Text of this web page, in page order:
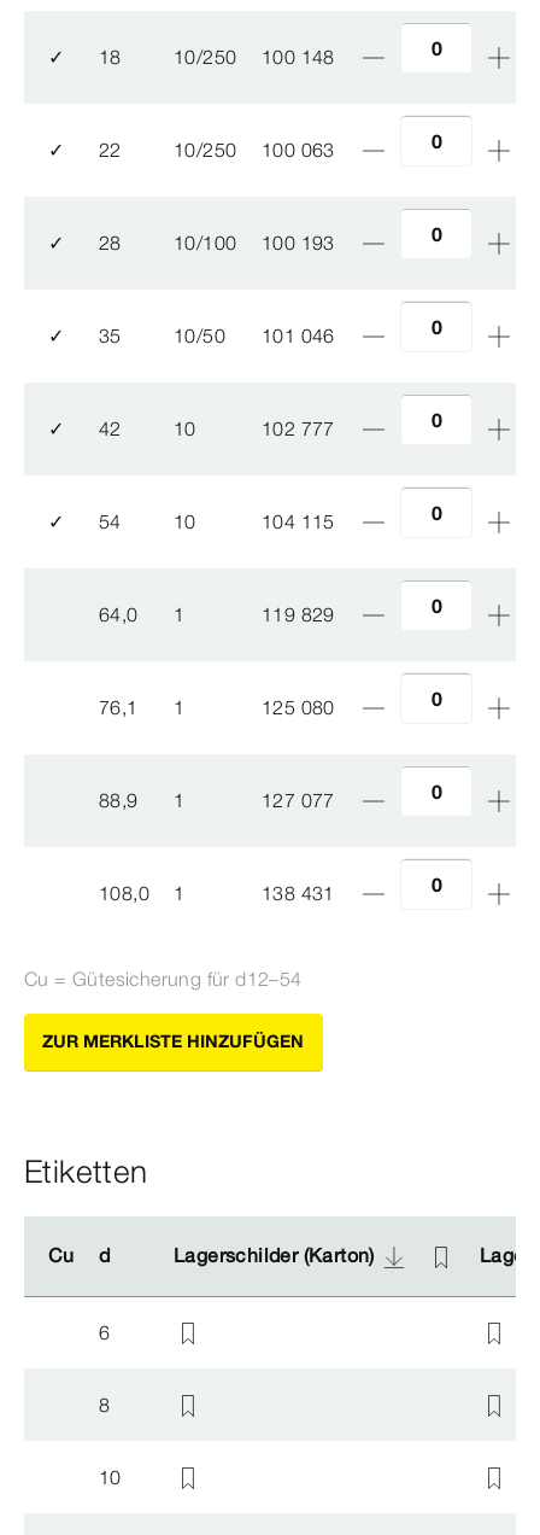
✓ 18 10/250 100 148
✓ 22 10/250 100 063
✓ 28 10/100 100 193
✓ 35 10/50 101 046
✓ 42 10 102 777
✓ 54 10 104 115
64,0 1 119 829
76,1 1 125 080
88,9 1 127 077
108,0 1 138 431
Cu = Gütesicherung für d12–54
ZUR MERKLISTE HINZUFÜGEN
Etiketten
Cu d Lagerschilder (Karton)
Cu d Lagerschilder (Karton)
6
8
10